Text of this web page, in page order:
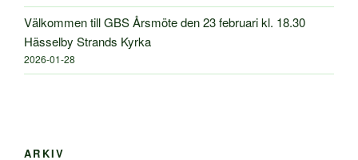
Välkommen till GBS Årsmöte den 23 februari kl. 18.30
Hässelby Strands Kyrka
2026-01-28
ARKIV